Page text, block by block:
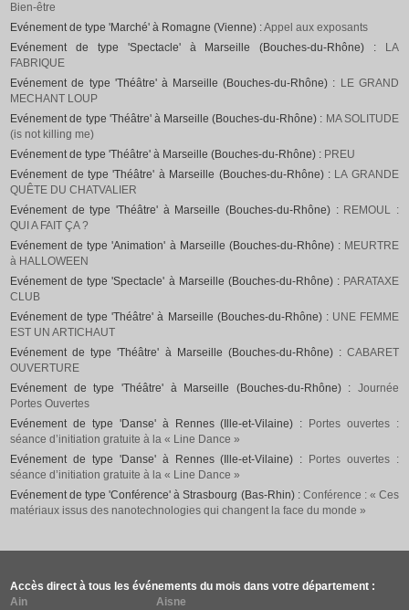
Bien-être
Evénement de type 'Marché' à Romagne (Vienne) :Appel aux exposants
Evénement de type 'Spectacle' à Marseille (Bouches-du-Rhône) :
LA
FABRIQUE
Evénement de type 'Théâtre' à Marseille (Bouches-du-Rhône) : LE GRAND
MECHANT LOUP
Evénement de type 'Théâtre' à Marseille (Bouches-du-Rhône) : MA SOLITUDE
(is not killing me)
Evénement de type 'Théâtre' à Marseille (Bouches-du-Rhône) : PREU
Evénement de type 'Théâtre' à Marseille (Bouches-du-Rhône) : LA GRANDE
QUÊTE DU CHATVALIER
Evénement de type 'Théâtre' à Marseille (Bouches-du-Rhône) : REMOUL :
QUI A FAIT ÇA ?
Evénement de type 'Animation' à Marseille (Bouches-du-Rhône) : MEURTRE
à HALLOWEEN
Evénement de type 'Spectacle' à Marseille (Bouches-du-Rhône) : PARATAXE
CLUB
Evénement de type 'Théâtre' à Marseille (Bouches-du-Rhône) : UNE FEMME
EST UN ARTICHAUT
Evénement de type 'Théâtre' à Marseille (Bouches-du-Rhône) : CABARET
OUVERTURE
Evénement de type 'Théâtre' à Marseille (Bouches-du-Rhône) : Journée
Portes Ouvertes
Evénement de type 'Danse' à Rennes (Ille-et-Vilaine) :
Portes ouvertes :
séance d’initiation gratuite à la « Line Dance »
Evénement de type 'Danse' à Rennes (Ille-et-Vilaine) :
Portes ouvertes :
séance d’initiation gratuite à la « Line Dance »
Evénement de type 'Conférence' à Strasbourg (Bas-Rhin) : Conférence : « Ces
matériaux issus des nanotechnologies qui changent la face du monde »
Accès direct à tous les événements du mois dans votre département :
Ain
Aisne